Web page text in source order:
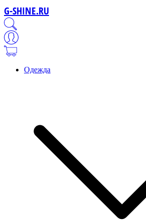
G-SHINE.RU
Одежда